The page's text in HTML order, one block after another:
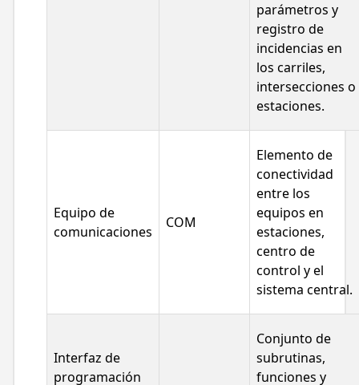
parámetros y
registro de
incidencias en
los carriles,
intersecciones o
estaciones.
Equipo de
comunicaciones
COM
Elemento de
conectividad
entre los
equipos en
estaciones,
centro de
control y el
sistema central.
Interfaz de
programación
Conjunto de
subrutinas,
funciones y